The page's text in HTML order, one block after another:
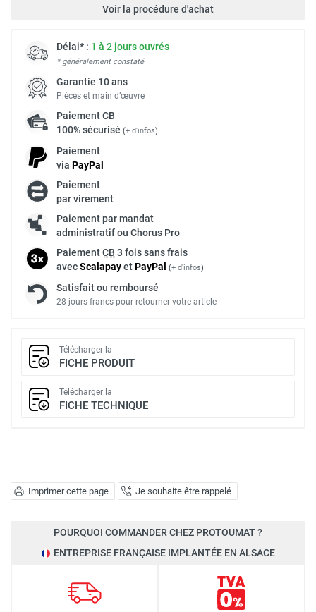
Imprimer cette page Je souhaite être rappelé
Voir la procédure d'achat
Délai* : 1 à 2 jours ouvrés
* généralement constaté
Garantie 10 ans
Pièces et main d’œuvre
PaiementCB
100% sécurisé (+ d'infos)
Paiement
via PayPal
Paiement
par virement
Paiement par mandat
administratif ou Chorus Pro
PaiementCB 3 fois sans frais
avecScalapayetPayPal (+ d'infos)
Satisfait ou remboursé
28 jours francs pour retourner votre article
Télécharger la
FICHE PRODUIT
Télécharger la
FICHE TECHNIQUE
POURQUOI COMMANDER CHEZ PROTOUMAT ?
ENTREPRISE FRANÇAISE IMPLANTÉE EN ALSACE